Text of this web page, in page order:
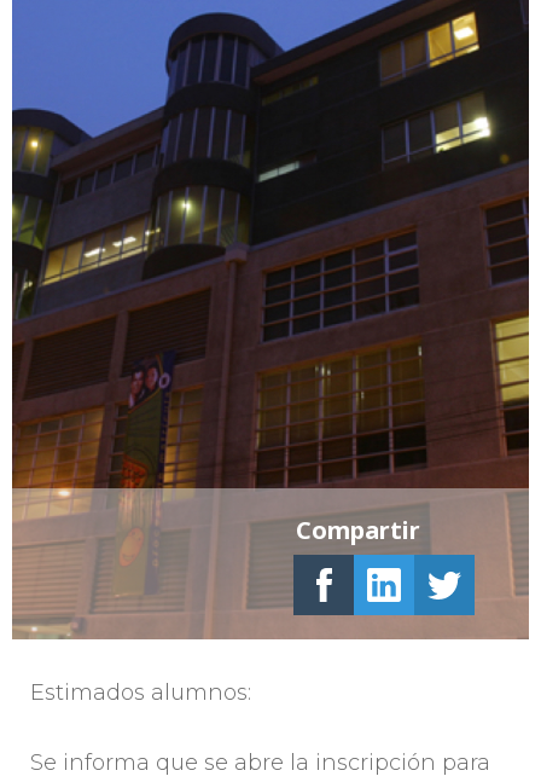
Estimados alumnos:
Se informa que se abre la inscripción para
Compartir